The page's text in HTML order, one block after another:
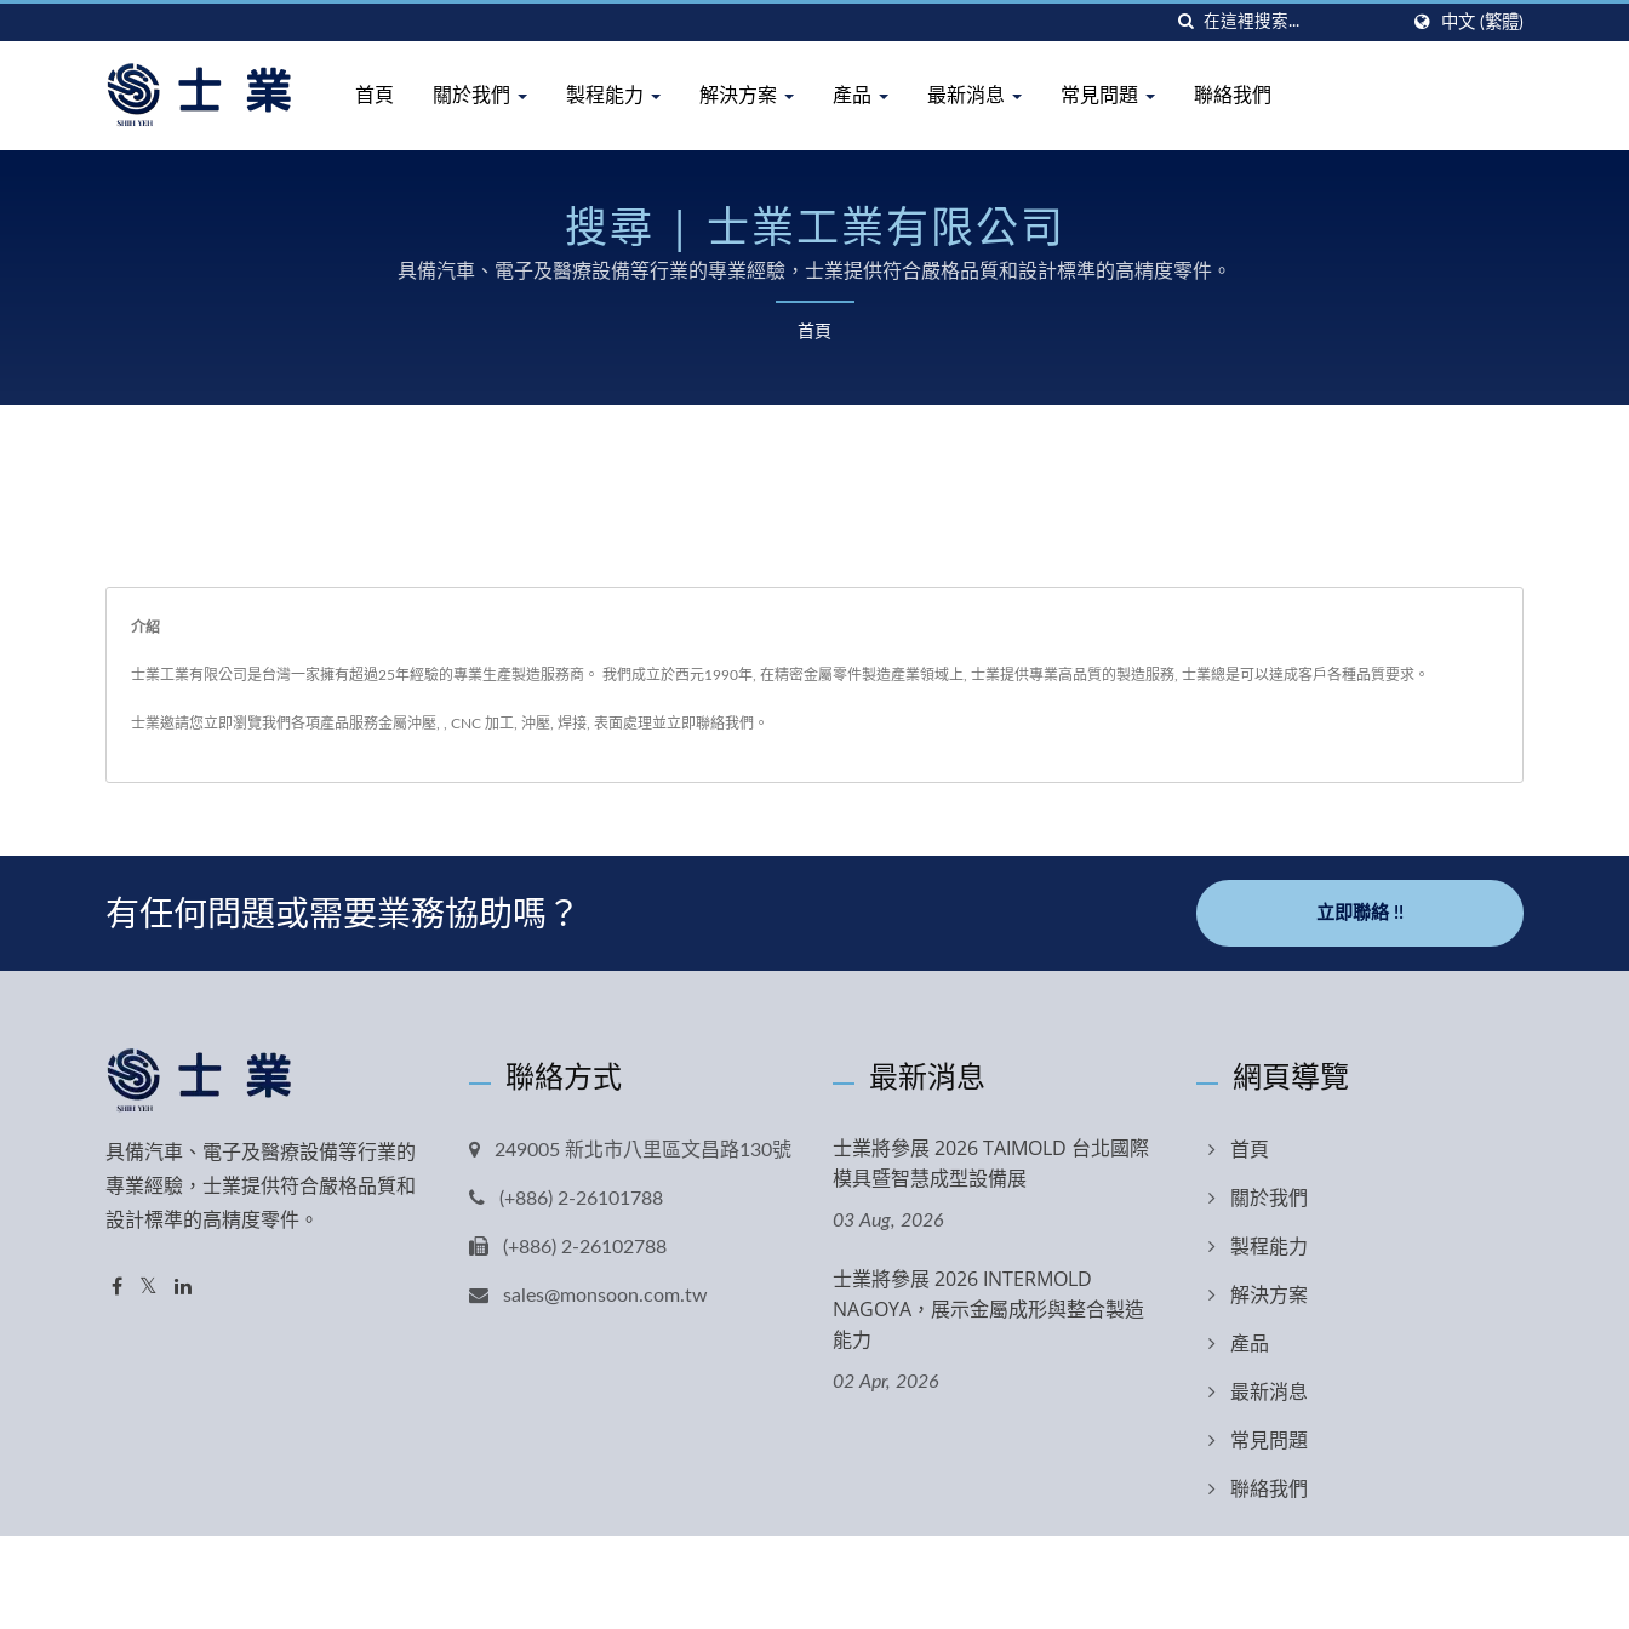
中文 (繁體)
首頁 關於我們 製程能力 解決方案 產品 最新消息 常見問題 聯絡我們
搜尋 | 士業工業有限公司
具備汽車、電子及醫療設備等行業的專業經驗，士業提供符合嚴格品質和設計標準的高精度零件。
首頁
介紹
士業工業有限公司是台灣一家擁有超過25年經驗的專業生產製造服務商。 我們成立於西元1990年, 在精密金屬零件製造產業領域上, 士業提供專業高品質的製造服務, 士業總是可以達成客戶各種品質要求。
士業邀請您立即瀏覽我們各項產品服務金屬沖壓 CNC 加工 沖壓 焊接 表面處理並立即聯絡我們 。
有任何問題或需要業務協助嗎？ 立即聯絡 !!
具備汽車、電子及醫療設備等行業的
專業經驗，士業提供符合嚴格品質和
設計標準的高精度零件。
聯絡方式
249005 新北市八里區文昌路130號
(+886) 2-26101788
(+886) 2-26102788
sales@monsoon.com.tw
最新消息
士業將參展 2026 TAIMOLD 台北國際
模具暨智慧成型設備展
03 Aug, 2026
士業將參展 2026 INTERMOLD
NAGOYA，展示金屬成形與整合製造
能力
02 Apr, 2026
網頁導覽
首頁
關於我們
製程能力
解決方案
產品
最新消息
常見問題
聯絡我們